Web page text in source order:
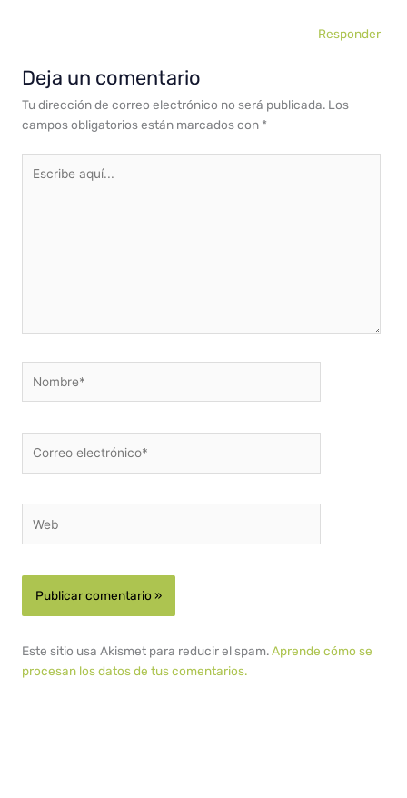
Responder
Deja un comentario
Tu dirección de correo electrónico no será publicada. Los
campos obligatorios están marcados con *
aquí...
electrónico*
Este sitio usa Akismet para reducir el spam.Aprende cómo se
procesan los datos de tus comentarios.